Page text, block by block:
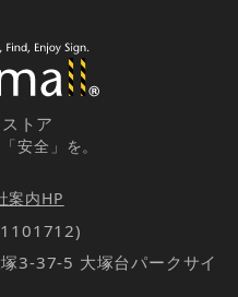
トア
安全」を。
案内HP
3-37-5 大塚台パークサイ